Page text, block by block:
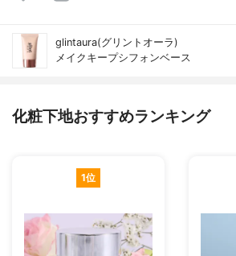
glintaura(グリントオーラ)
メイクキープシフォンベース
化粧下地おすすめランキング
1位